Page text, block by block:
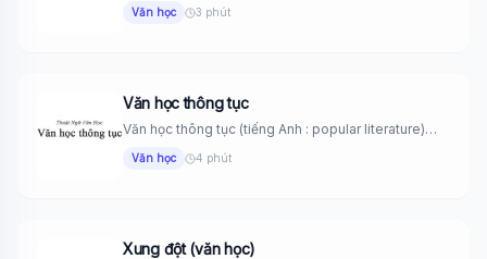
Văn học 3 phút
Văn học thông tục
Văn học thông tục (tiếng Anh : popular literature)
Văn học 4 phút
Xung đột (văn học)